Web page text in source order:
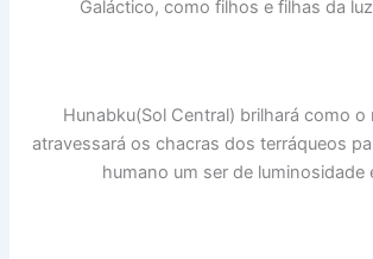
Galáctico, como filhos e filhas da
Hunabku(Sol Central) brilhará como o
atravessará os chacras dos terráqueos
humano um ser de luminosidade